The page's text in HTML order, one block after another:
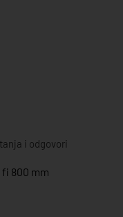
i odgovori
800 mm